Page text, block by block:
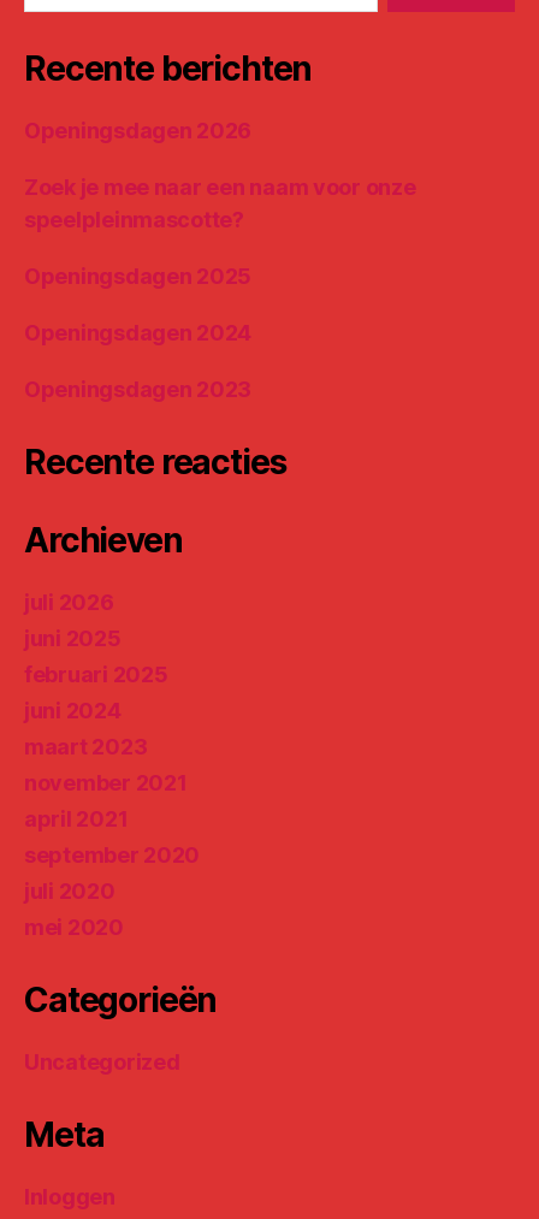
Recente berichten
Openingsdagen 2026
Zoek je mee naar een naam voor onze
speelpleinmascotte?
Openingsdagen 2025
Openingsdagen 2024
Openingsdagen 2023
Recente reacties
Archieven
juli 2026
juni 2025
februari 2025
juni 2024
maart 2023
november 2021
april 2021
september 2020
juli 2020
mei 2020
Categorieën
Uncategorized
Meta
Inloggen